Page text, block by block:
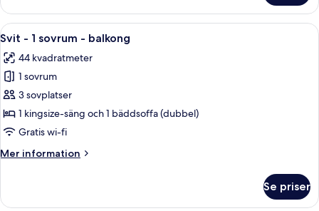
rum
1
säng
Öppna
alla
foton
för
Svit
-
1
-
Ett modernt vardagsrum med en
5
Svit - 1 sovrum - balkong
44 kvadratmeter
1 sovrum
3 sovplatser
1 kingsize-säng och 1 bäddsoffa (dubbel)
Gratis wi-fi
Mer information
Mer
-
Se priser